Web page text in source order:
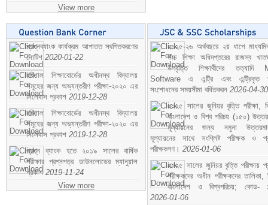
View more
প্রশ্নব্যাংক কার্যক্রম আপাতত স্থগিতকরণের
নোটিশ 2020-01-22
বরিশাল শিক্ষাবোর্ডের অধীনস্থ বিদ্যালয়
সমূহের জন্য অভ্যন্তরীণ পরীক্ষা-২০২০ এর
সিলেবাস প্রকাশ 2019-12-28
বরিশাল শিক্ষাবোর্ডের অধীনস্থ বিদ্যালয়
সমূহের জন্য অভ্যন্তরীণ পরীক্ষা-২০২০ এর
সিলেবাস প্রকাশ 2019-12-28
প্রশ্ন ব্যাংক হতে ২০১৯ সালের বার্ষিক
পরীক্ষার প্রশ্নপত্র ডাউনলোডের ম্যানুয়াল
প্রকাশ 2019-11-24
View more
২০২৫-২৬ অর্থবছরে ২য় ধাপে
উচ্চ শিক্ষা অধিদপ্তরের রাজস্ব
উপবৃত্তি শিক্ষার্থীদের তত্যাদি
Software এ এন্ট্রি এবং এন্ট্রিকৃত
সংশোধনের সময়সীমা বর্ধিতকরন 2026-04-30
২০২৫ সালের জুনিয়র বৃত্তি পরীক্ষা,
বাংলাদেশ ও বিশ্ব পরিচয় (১৫০)
মূল্যায়নের জন্য নমুনা
মূল্যায়নের সাথে সংশ্লিষ্ট পরীক্ষক ও
পরীক্ষকগণ। 2026-01-06
২০২৫ সালের জুনিয়র বৃত্তি পরীক্ষায়
পরীক্ষকদের অধীন পরীক্ষকদের তালিকা,
বাংলাদেশ ও বিশ্বপরিচয়; কোড-
2026-01-06